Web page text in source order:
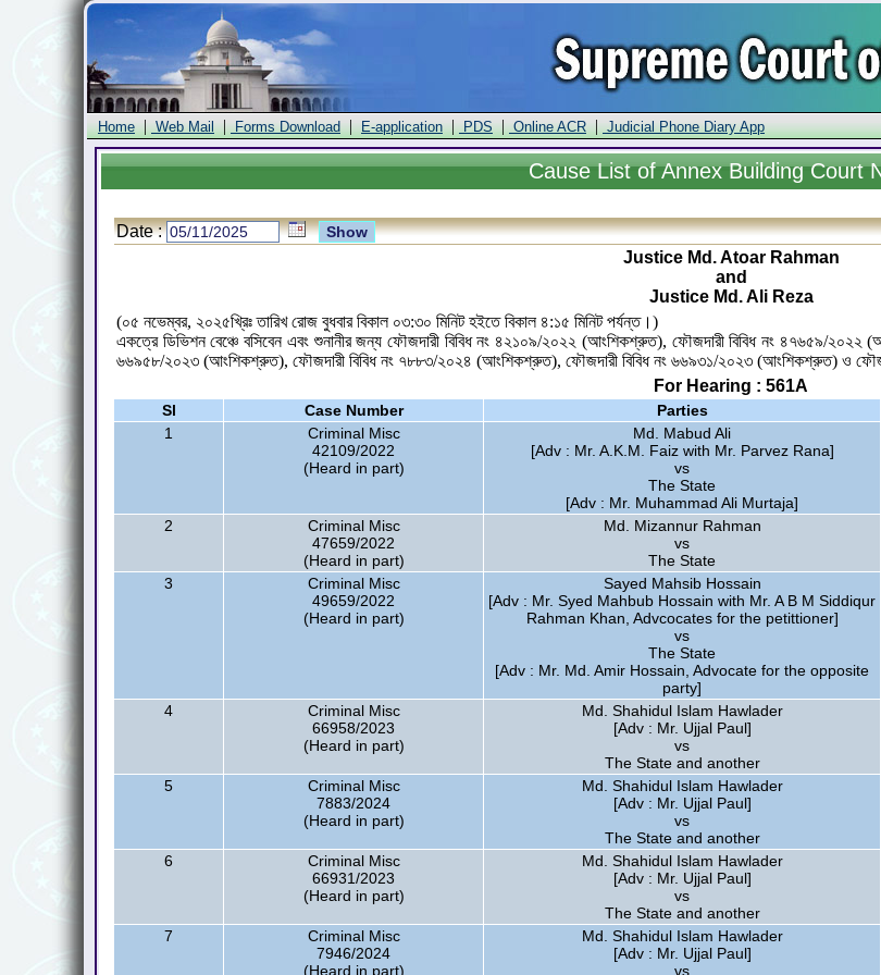
Home | Web Mail | Forms Download | E-application | PDS | Online ACR | Judicial Phone Diary App
CauseList of Annex Building Court
Date :
Justice Md. Atoar Rahman
and
Justice Md. Ali Reza
(০৫ নভেম্বর, ২০২৫খ্রিঃ তারিখ রোজ বুধবার বিকাল ০৩:৩০ মিনিট হইতে বিকাল ৪:১৫ মিনিট পর্যন্ত।)
একত্রে ডিভিশন বেঞ্চে বসিবেন এবং শুনানীর জন্য ফৌজদারী বিবিধ নং ৪২১০৯/২০২২ (আংশিকশ্রুত), ফৌজদারী বিবিধ নং ৪৭৬৫৯/
৬৬৯৫৮/২০২৩ (আংশিকশ্রুত), ফৌজদারী বিবিধ নং ৭৮৮৩/২০২৪ (আংশিকশ্রুত), ফৌজদারী বিবিধ নং ৬৬৯৩১/২০২৩ (আংশিকশ্রুত) ও
For Hearing : 561A
Sl Case Number Parties
1
Criminal Misc
42109/2022
(Heard in part)
Md. Mabud Ali
[Adv : Mr. A.K.M. Faiz with Mr. Parvez Rana]
vs
The State
[Adv : Mr. Muhammad Ali Murtaja]
2
Criminal Misc
47659/2022
(Heard in part)
Md. Mizannur Rahman
vs
The State
3
Criminal Misc
49659/2022
(Heard in part)
Sayed Mahsib Hossain
[Adv : Mr. Syed Mahbub Hossain with Mr. A B M Siddiqur
Rahman Khan, Advcocates for the petittioner]
vs
The State
[Adv : Mr. Md. Amir Hossain, Advocate for the opposite
party]
4
Criminal Misc
66958/2023
(Heard in part)
Md. Shahidul Islam Hawlader
[Adv : Mr. Ujjal Paul]
vs
The State and another
5
Criminal Misc
7883/2024
(Heard in part)
Md. Shahidul Islam Hawlader
[Adv : Mr. Ujjal Paul]
vs
The State and another
6
Criminal Misc
66931/2023
(Heard in part)
Md. Shahidul Islam Hawlader
[Adv : Mr. Ujjal Paul]
vs
The State and another
7
Criminal Misc
7946/2024
(Heard in part)
Md. Shahidul Islam Hawlader
[Adv : Mr. Ujjal Paul]
vs